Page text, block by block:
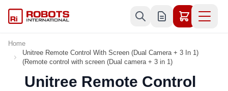
Home
Unitree Remote Control With Screen (Dual Camera + 3 In 1)
(Remote control with screen (Dual camera + 3 in 1)
Unitree Remote Control